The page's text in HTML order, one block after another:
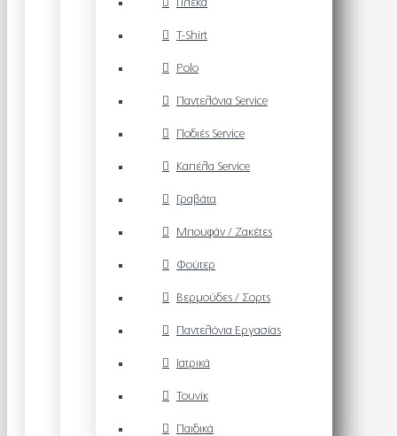
Γιλέκα
T-Shirt
Polo
Παντελόνια Service
Ποδιές Service
Καπέλα Service
Γραβάτα
Μπουφάν / Ζακέτες
Φούτερ
Βερμούδες / Σορτς
Παντελόνια Εργασίας
Ιατρικά
Τουνίκ
Παιδικά